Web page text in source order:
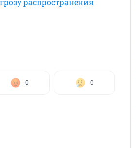
распространения
0 0